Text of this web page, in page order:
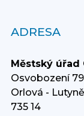
ADRESA
Městský úřad
Osvobození
Orlová - Lutyně
735 14